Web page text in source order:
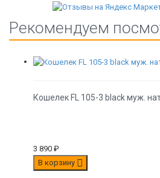
Рекомендуем
Кошелек FL 105-3 black муж.
3 890 ₽
В корзину